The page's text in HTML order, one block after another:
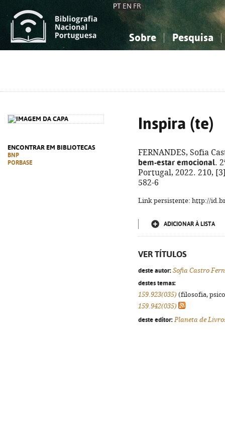
PT EN FR
Sobre Pesquisa
ENCONTRAR EM BIBLIOTECAS
BNP
PORBASE
Inspira (te)
FERNANDES, Sofia
bem-estar emocional.
Portugal, 2022. 210,
582-6
Link persistente: http://
ADICIONAR À LISTA
VER TÍTULOS
deste autor: Sofia Castro
destes temas:
159.923(035) (filosofia,
159.942(035)
deste editor: Planeta de